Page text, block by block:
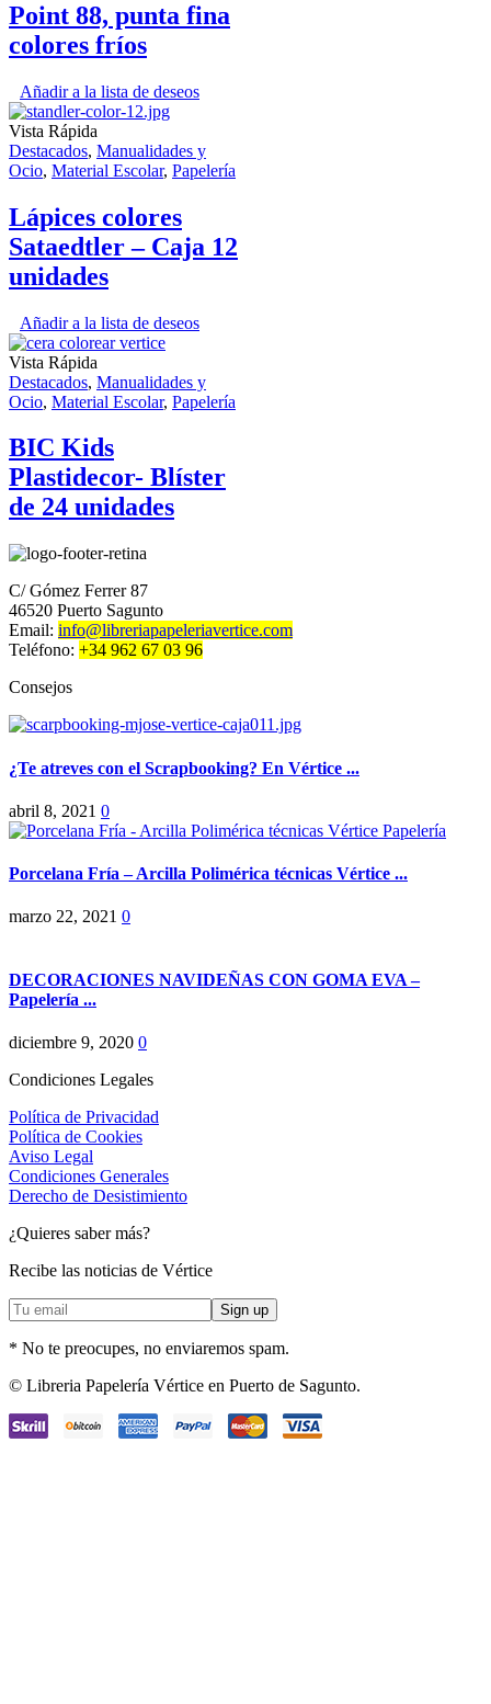
Point 88, punta fina
colores fríos
Añadir a la lista de deseos
Vista Rápida
Destacados, Manualidades y
Ocio, Material Escolar, Papelería
Lápices colores
Sataedtler – Caja 12
unidades
Añadir a la lista de deseos
Vista Rápida
Destacados, Manualidades y
Ocio, Material Escolar, Papelería
BIC Kids
Plastidecor- Blíster
de 24 unidades
C/ Gómez Ferrer 87
46520 Puerto Sagunto
Email: info@libreriapapeleriavertice.com
Teléfono: +34 962 67 03 96
Consejos
¿Te atreves con el Scrapbooking? En Vértice ...
abril 8, 2021 0
Porcelana Fría – Arcilla Polimérica técnicas Vértice ...
marzo 22, 2021 0
DECORACIONES NAVIDEÑAS CON GOMA EVA –
Papelería ...
diciembre 9, 2020 0
Condiciones Legales
Política de Privacidad
Política de Cookies
Aviso Legal
Condiciones Generales
Derecho de Desistimiento
¿Quieres saber más?
Recibe las noticias de Vértice
* No te preocupes, no enviaremos spam.
Facebook
Instagram
© Libreria Papelería Vértice en Puerto de Sagunto.